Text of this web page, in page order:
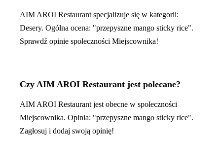
AIM AROI Restaurant specjalizuje się w kategorii:
Desery. Ogólna ocena: "przepyszne mango sticky rice".
Sprawdź opinie społeczności Miejscownika!
Czy AIM AROI Restaurant jest polecane?
AIM AROI Restaurant jest obecne w społeczności
Miejscownika. Opinia: "przepyszne mango sticky rice".
Zagłosuj i dodaj swoją opinię!